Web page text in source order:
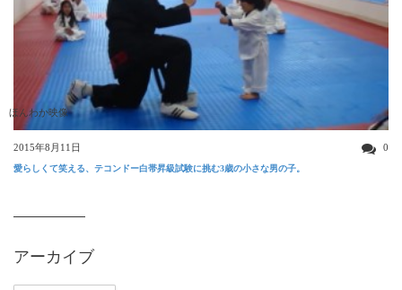
ほんわか映像
2015年8月11日 0
愛らしくて笑える、テコンドー白帯昇級試験に挑む3歳の小さな男の子。
アーカイブ